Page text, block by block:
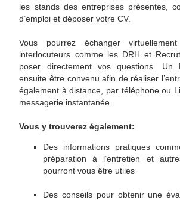
les stands des entreprises présentes,
d’emploi et déposer votre CV.
Vous pourrez échanger
interlocuteurs comme les DRH et
poser directement vos questions. Un
ensuite être convenu afin de réaliser
également à distance, par téléphone ou
messagerie instantanée.
Vous y trouverez également:
Des informations pratiques
préparation à l’entretien et
pourront vous être utiles
Des conseils pour obtenir une